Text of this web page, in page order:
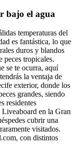
bajo el agua
temperaturas del
es fantástica, lo que
duros y blandos
peces tropicales.
se te ocurra, aquí
la ventaja de
exterior, donde los
grandes, siendo
residentes
Liveaboard en la Gran
cubrir una
visitados.
con distintos